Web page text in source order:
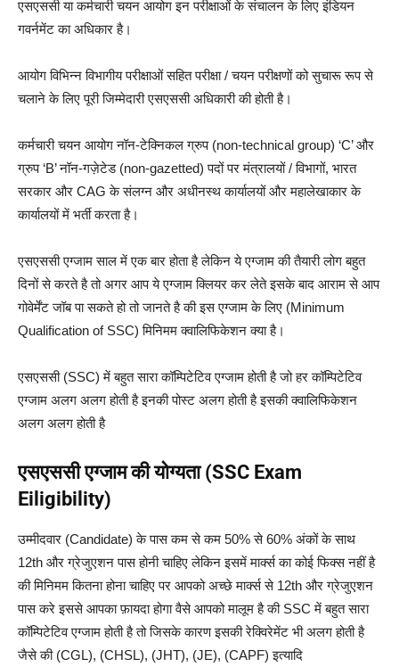
एसएससी या कर्मचारी चयन आयोग इन परीक्षाओं के संचालन के लिए इंडियन
गवर्नमेंट का अधिकार है।
आयोग विभिन्न विभागीय परीक्षाओं सहित परीक्षा / चयन परीक्षणों को सुचारू रूप से
चलाने के लिए पूरी जिम्मेदारी एसएससी अधिकारी की होती है।
कर्मचारी चयन आयोग नॉन-टेक्निकल ग्रुप (non-technical group) ‘C’ और
ग्रुप ‘B’ नॉन-गज़ेटेड (non-gazetted) पदों पर मंत्रालयों / विभागों, भारत
सरकार और CAG के संलग्न और अधीनस्थ कार्यालयों और महालेखाकार के
कार्यालयों में भर्ती करता है।
एसएससी एग्जाम साल में एक बार होता है लेकिन ये एग्जाम की तैयारी लोग बहुत
दिनों से करते है तो अगर आप ये एग्जाम क्लियर कर लेते इसके बाद आराम से आप
गोवेर्मेंट जॉब पा सकते हो तो जानते है की इस एग्जाम के लिए (Minimum
Qualification of SSC) मिनिमम क्वालिफिकेशन क्या है।
एसएससी (SSC) में बहुत सारा कॉम्पिटेटिव एग्जाम होती है जो हर कॉम्पिटेटिव
एग्जाम अलग अलग होती है इनकी पोस्ट अलग होती है इसकी क्वालिफिकेशन
अलग अलग होती है
एसएससी एग्जाम की योग्यता (SSC Exam
Eiligibility)
उम्मीदवार (Candidate) के पास कम से कम 50% से 60% अंकों के साथ
12th और ग्रेजुएशन पास होनी चाहिए लेकिन इसमें मार्क्स का कोई फिक्स नहीं है
की मिनिमम कितना होना चाहिए पर आपको अच्छे मार्क्स से 12th और ग्रेजुएशन
पास करे इससे आपका फ़ायदा होगा वैसे आपको मालूम है की SSC में बहुत सारा
कॉम्पिटेटिव एग्जाम होती है तो जिसके कारण इसकी रेक्विरेमेंट भी अलग होती है
जैसे की (CGL), (CHSL), (JHT), (JE), (CAPF) इत्यादि